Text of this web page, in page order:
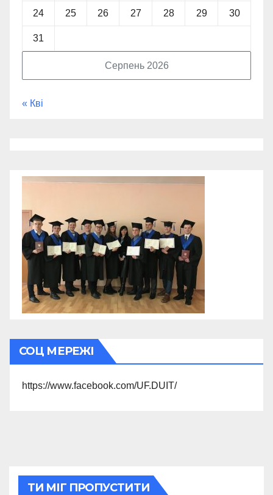
Серпень 2026
24 25 26 27 28 29 30
31
« Кві
СОЦ МЕРЕЖІ
https://www.facebook.com/UF.DUIT/
ТИ МІГ ПРОПУСТИТИ